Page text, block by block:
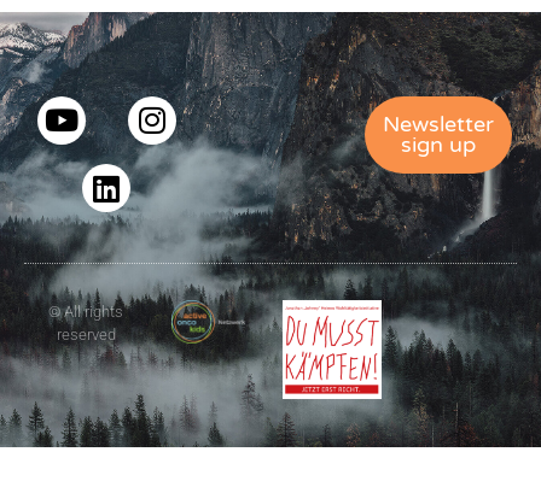
Newsletter
sign up
© All rights
reserved